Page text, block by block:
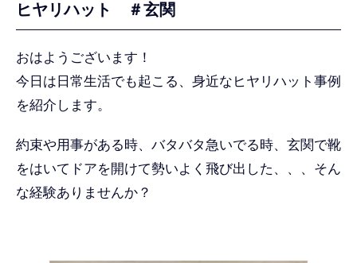
ヒヤリハット ＃玄関
おはようございます！
今日は日常生活でも起こる、身近なヒヤリハット事例
を紹介します。
約束や用事がある時、バタバタ急いでる時、玄関で靴
をはいてドアを開けて勢いよく飛び出した、、、そん
な経験ありませんか？